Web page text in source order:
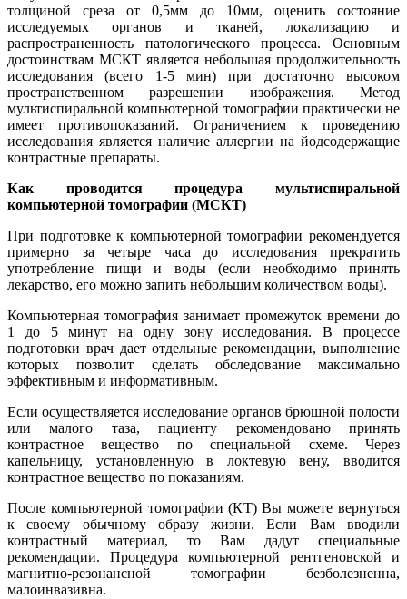
толщиной среза от 0,5мм до 10мм, оценить состояние
исследуемых органов и тканей, локализацию и
распространенность патологического процесса. Основным
достоинствам МСКТ является небольшая продолжительность
исследова­ния (всего 1-5 мин) при достаточно высоком
пространственном разрешении изображе­ния. Метод
мультиспиральной компьютерной томографии практически не
имеет противопоказаний. Ограничением к проведению
исследования является наличие аллергии на йодсодержащие
контрастные препараты.
Как проводится процедура мультиспиральной
компьютерной томографии (МСКТ)
При подготовке к компьютерной томографии рекомендуется
примерно за четыре часа до исследования прекратить
употребление пищи и воды (если необходимо принять
лекарство, его можно запить небольшим количеством воды).
Компьютерная томография занимает промежуток времени до
1 до 5 минут на одну зону исследования. В процессе
подготовки врач дает отдельные рекомендации, выполнение
которых позволит сделать обследование максимально
эффективным и информативным.
Если осуществляется исследование органов брюшной полости
или малого таза, пациенту рекомендовано принять
контрастное вещество по специальной схеме. Через
капельницу, установленную в локтевую вену, вводится
контрастное вещество по показаниям.
После компьютерной томографии (КТ) Вы можете вернуться
к своему обычному образу жизни. Если Вам вводили
контрастный материал, то Вам дадут специальные
рекомендации. Процедура компьютерной рентгеновской и
магнитно-резонансной томографии безболезненна,
малоинвазивна.